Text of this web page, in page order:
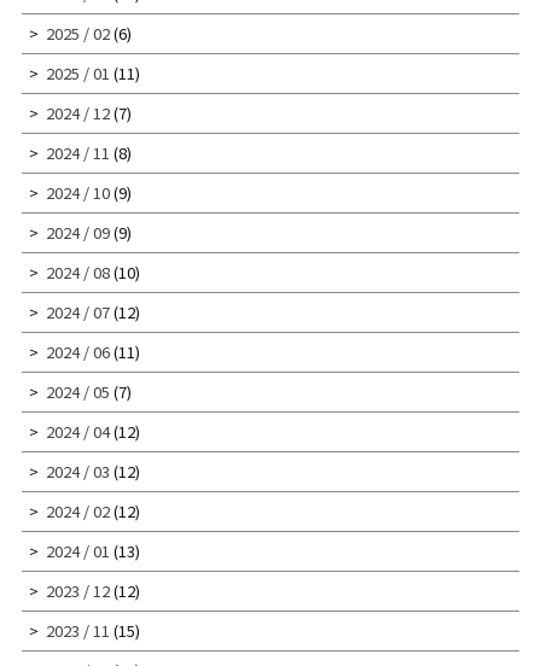
2025 / 02(6)
2025 / 01 (11)
2024 / 12(7)
2024 / 11 (8)
2024 / 10(9)
2024 / 09(9)
2024 / 08(10)
2024 / 07(12)
2024 / 06(11)
2024 / 05 (7)
2024 / 04(12)
2024 / 03 (12)
2024 / 02(12)
2024 / 01 (13)
2023 / 12(12)
2023 / 11 (15)